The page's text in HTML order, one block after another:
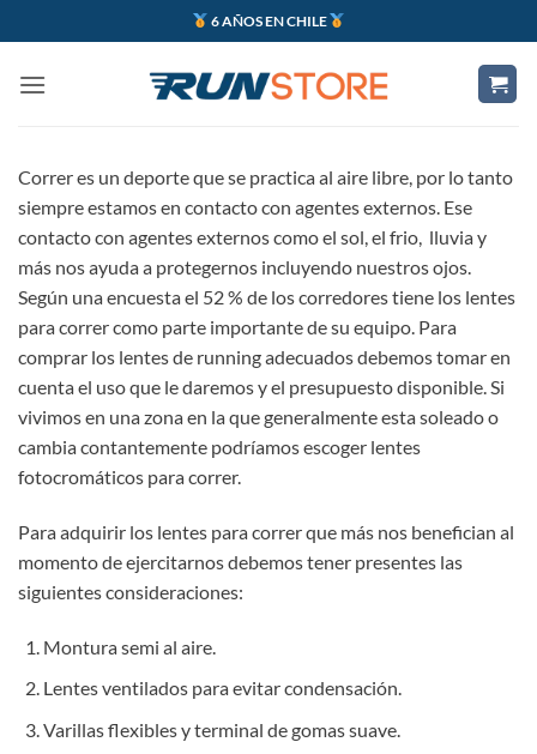
al
contenido
6 AÑOS EN CHILE
Correr es un deporte que se practica al aire libre, por lo tanto
siempre estamos en contacto con agentes externos. Ese
contacto con agentes externos como el sol, el frio, lluvia y
más nos ayuda a protegernos incluyendo nuestros ojos.
Según una encuesta el 52 % de los corredores tiene los lentes
para correr como parte importante de su equipo. Para
comprar los lentes de running adecuados debemos tomar en
cuenta el uso que le daremos y el presupuesto disponible. Si
vivimos en una zona en la que generalmente esta soleado o
cambia contantemente podríamos escoger lentes
fotocromáticos para correr.
Para adquirir los lentes para correr que más nos benefician al
momento de ejercitarnos debemos tener presentes las
siguientes consideraciones:
Montura semi al aire.
Lentes ventilados para evitar condensación.
Varillas flexibles y terminal de gomas suave.